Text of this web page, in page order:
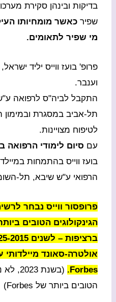
בדיקות ובינהן סקירת
שפיר כאשר מומחיותו
מי שפיר לתאומים.
פרופ' בועז ווייס יליד
וענבר.
התקבל לביה"ס לרפואה
תל-אביב במסגרת ובמימון
לטיפוח מצויינות.
עם סיום לימודי הרפואה
בועז ווייס בהתמחות
הרפואי ע"ש שיבא, תל-
פרופסור ווייס נבחר
אולטרה-סאונד מיילדותי
Forbes.
(בשנת
הטובים ביותר של Forbes)